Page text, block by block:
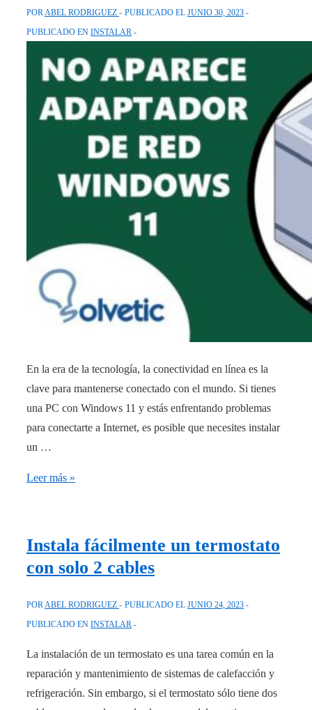
TV
estos
sencillos
pasos!
POR ABEL RODRIGUEZ PUBLICADO EL JUNIO 30, 2023
PUBLICADO EN INSTALAR
En la era de la tecnología, la conectividad en línea es la
clave para mantenerse conectado con el mundo. Si tienes
una PC con Windows 11 y estás enfrentando problemas
para conectarte a Internet, es posible que necesites instalar
un …
Cómo
red
en
sencilla
Leer más »
Instala fácilmente un termostato
con solo 2 cables
PORABEL RODRIGUEZ PUBLICADO EL JUNIO 24, 2023
PUBLICADO EN INSTALAR
La instalación de un termostato es una tarea común en la
reparación y mantenimiento de sistemas de calefacción y
refrigeración. Sin embargo, si el termostato sólo tiene dos